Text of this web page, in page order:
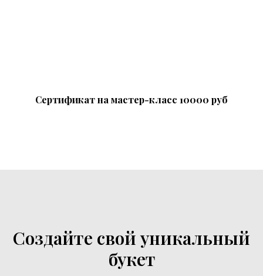
Сертификат на мастер-класс 10000 руб
Создайте свой уникальный
букет